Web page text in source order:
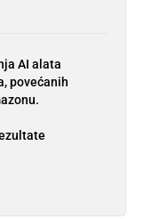
AI alata
povećanih